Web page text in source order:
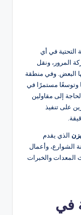
التحتية في أي
المرور، ونقل
البعض. وفي منطقة
وتوسعًا مستمرًا في
إلى مقاولين
على تنفيذ
الذي يقدم
الشوارع، وأعمال
المعدات والخبرات
في